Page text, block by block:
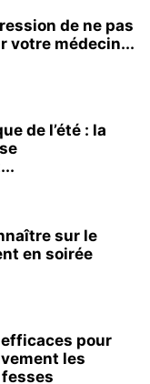
de ne pas
votre médecin...
de l’été : la
sur le
en soirée
pour
les